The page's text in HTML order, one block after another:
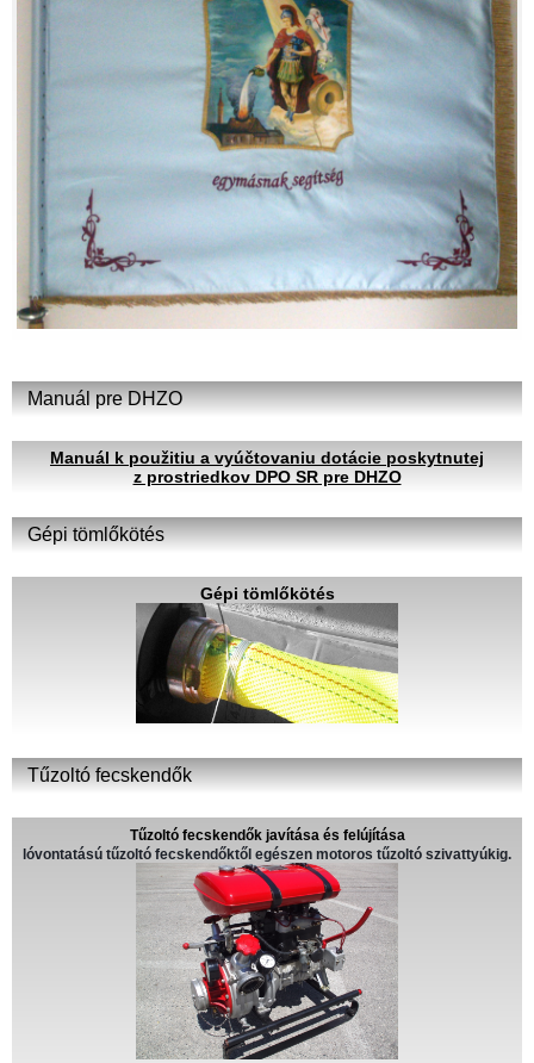
Manuál pre DHZO
Manuál k použitiu a vyúčtovaniu dotácie poskytnutej
z prostriedkov DPO SR pre DHZO
Gépi tömlőkötés
Gépi tömlőkötés
Tűzoltó fecskendők
Tűzoltó fecskendők javítása és felújítása
lóvontatású tűzoltó fecskendőktől egészen motoros tűzoltó szivattyúkig.